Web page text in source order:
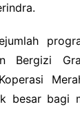
Bergizi
besar bagi